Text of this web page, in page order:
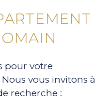
pour votre
vous invitons à
recherche :